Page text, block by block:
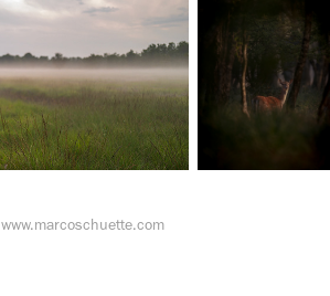
www.marcoschuette.com